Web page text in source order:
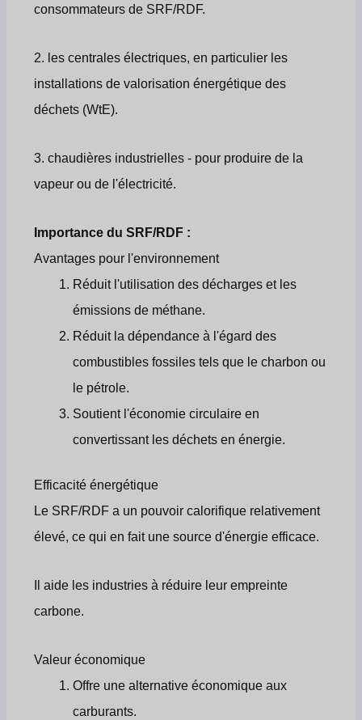
consommateurs de SRF/RDF.
2. les centrales électriques, en particulier les
installations de valorisation énergétique des
déchets (WtE).
3. chaudières industrielles - pour produire de la
vapeur ou de l'électricité.
Importance du SRF/RDF :
Avantages pour l'environnement
Réduit l'utilisation des décharges et les
émissions de méthane.
Réduit la dépendance à l'égard des
combustibles fossiles tels que le charbon ou
le pétrole.
Soutient l'économie circulaire en
convertissant les déchets en énergie.
Efficacité énergétique
Le SRF/RDF a un pouvoir calorifique relativement
élevé, ce qui en fait une source d'énergie efficace.
Il aide les industries à réduire leur empreinte
carbone.
Valeur économique
Offre une alternative économique aux
carburants.